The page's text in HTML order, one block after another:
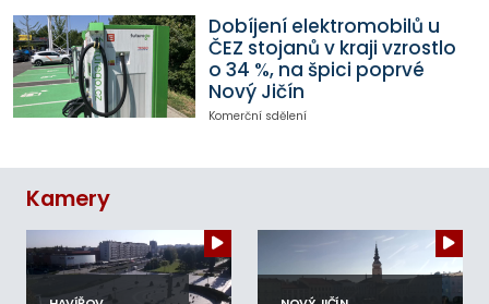
Dobíjení elektromobilů u
ČEZ stojanů v kraji vzrostlo
o 34 %, na špici poprvé
Nový Jičín
Komerční sdělení
Kamery